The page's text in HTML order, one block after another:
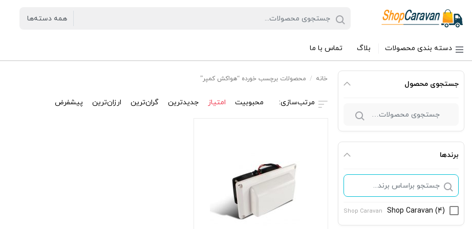
دسته بندی محصولات بلاگ تماس با ما
جستجوی محصول
برندها
Shop Caravan (4)
Shop Caravan
خانه / محصولات برچسب خورده “هواکش کمپر”
محبوبیت امتیاز جدیدترین گران‌ترین ارزان‌ترین پیشفرض